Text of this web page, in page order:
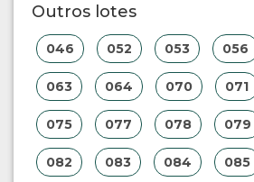
Outros lotes
046 052 053 056
063 064 070 071
075 077 078 079
082 083 084 085